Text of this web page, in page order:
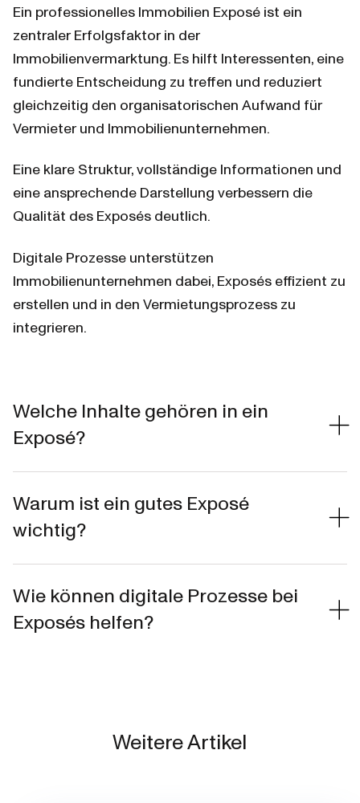
Ein professionelles Immobilien Exposé ist ein
zentraler Erfolgsfaktor in der
Immobilienvermarktung. Es hilft Interessenten, eine
fundierte Entscheidung zu treffen und reduziert
gleichzeitig den organisatorischen Aufwand für
Vermieter und Immobilienunternehmen.
Eine klare Struktur, vollständige Informationen und
eine ansprechende Darstellung verbessern die
Qualität des Exposés deutlich.
Digitale Prozesse unterstützen
Immobilienunternehmen dabei, Exposés effizient zu
erstellen und in den Vermietungsprozess zu
integrieren.
Welche Inhalte gehören in ein
Exposé?
Warum ist ein gutes Exposé
wichtig?
Wie können digitale Prozesse bei
Exposés helfen?
Weitere Artikel